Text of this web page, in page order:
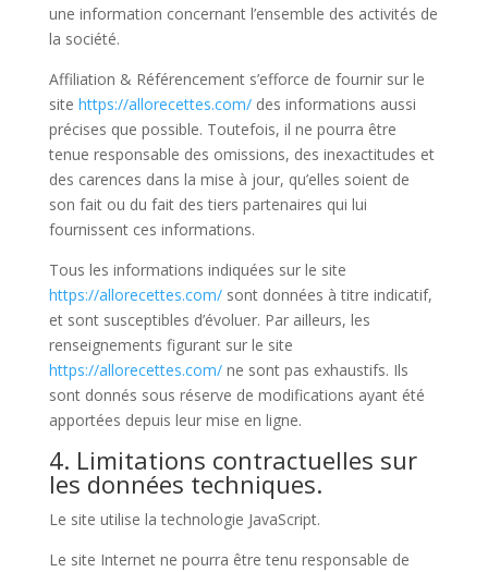
une information concernant l’ensemble des activités de
la société.
Affiliation & Référencement s’efforce de fournir sur le
site https://allorecettes.com/ des informations aussi
précises que possible. Toutefois, il ne pourra être
tenue responsable des omissions, des inexactitudes et
des carences dans la mise à jour, qu’elles soient de
son fait ou du fait des tiers partenaires qui lui
fournissent ces informations.
Tous les informations indiquées sur le site
https://allorecettes.com/sont données à titre indicatif,
et sont susceptibles d’évoluer. Par ailleurs, les
renseignements figurant sur le site
https://allorecettes.com/ne sont pas exhaustifs. Ils
sont donnés sous réserve de modifications ayant été
apportées depuis leur mise en ligne.
4. Limitations contractuelles sur
les données techniques.
Le site utilise la technologie JavaScript.
Le site Internet ne pourra être tenu responsable de